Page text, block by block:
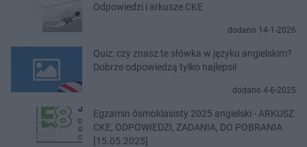
Odpowiedzi i arkusze CKE
dodano 14-1-2026
Quiz: czy znasz te słówka w języku angielskim?
Dobrze odpowiedzą tylko najlepsi!
dodano 4-6-2025
Egzamin ósmoklasisty 2025 angielski - ARKUSZ
CKE, ODPOWIEDZI, ZADANIA, DO POBRANIA
[15.05.2025]